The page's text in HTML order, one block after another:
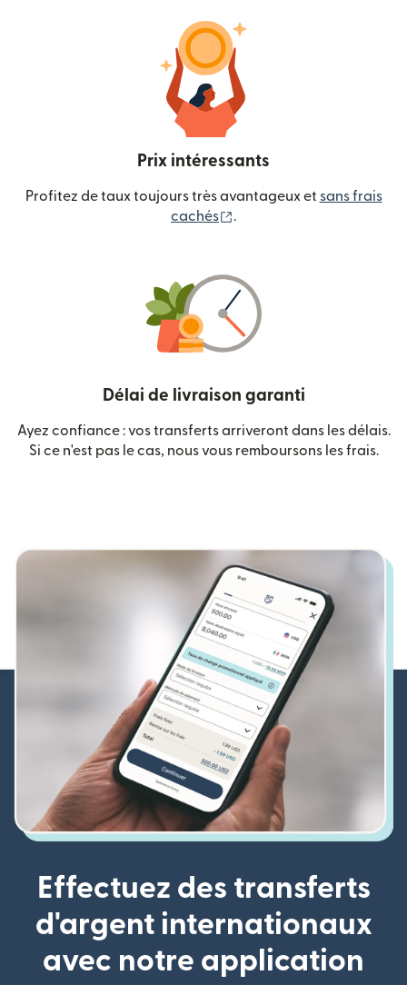
Prix intéressants
Profitez de taux toujours très avantageux et sans frais
cachés
.
Délai de livraison garanti
Ayez confiance : vos transferts arriveront dans les délais.
Si ce n'est pas le cas, nous vous remboursons les frais.
Effectuez des transferts
d'argent internationaux
avec notre application